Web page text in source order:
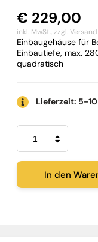
€ 229,00
inkl. MwSt.,zzgl. Versand
Einbaugehäuse für
Einbautiefe, max.
quadratisch
Lieferzeit: 5-10
B-
System
euroboxx
XL
Generation)
In den